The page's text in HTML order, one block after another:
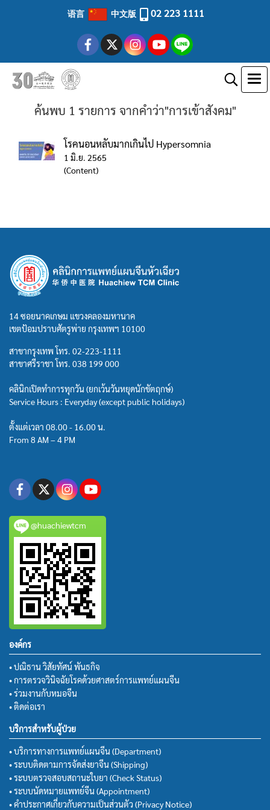
语言 中文版 02 223 1111
ค้นพบ 1 รายการ จากคำว่า"การเข้าสังคม"
โรคนอนหลับมากเกินไป Hypersomnia
1 มิ.ย. 2565
(Content)
14 ซอยนาคเกษม แขวงคลองมหานาค
เขตป้อมปราบศัตรูพ่าย กรุงเทพฯ 10100
สาขากรุงเทพ โทร. 02-223-1111
สาขาศรีราชา โทร. 038 199 000
คลินิกเปิดทำการทุกวัน (ยกเว้นวันหยุดนักขัตฤกษ์)
Service Hours : Everyday (except public holidays)
ตั้งแต่เวลา 08.00 - 16.00 น.
From 8 AM – 4 PM
@huachiewtcm
องค์กร
• ปณิธาน วิสัยทัศน์ พันธกิจ
• การตรวจวินิจฉัยโรคด้วยศาสตร์การแพทย์แผนจีน
• ร่วมงานกับหมอจีน
• ติดต่อเรา
บริการสำหรับผู้ป่วย
• บริการทางการแพทย์แผนจีน (Department)
• ระบบติดตามการจัดส่งยาจีน (Shipping)
• ระบบตรวจสอบสถานะใบยา (Check Status)
• ระบบนัดหมายแพทย์จีน (Appointment)
• คำประกาศเกี่ยวกับความเป็นส่วนตัว (Privacy Notice)